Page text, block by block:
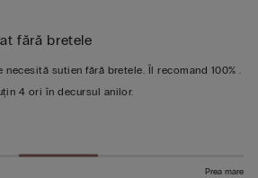
fără bretele
sutien fără bretele. Îl recomand 100% .
4 ori în decursul anilor.
Prea mare